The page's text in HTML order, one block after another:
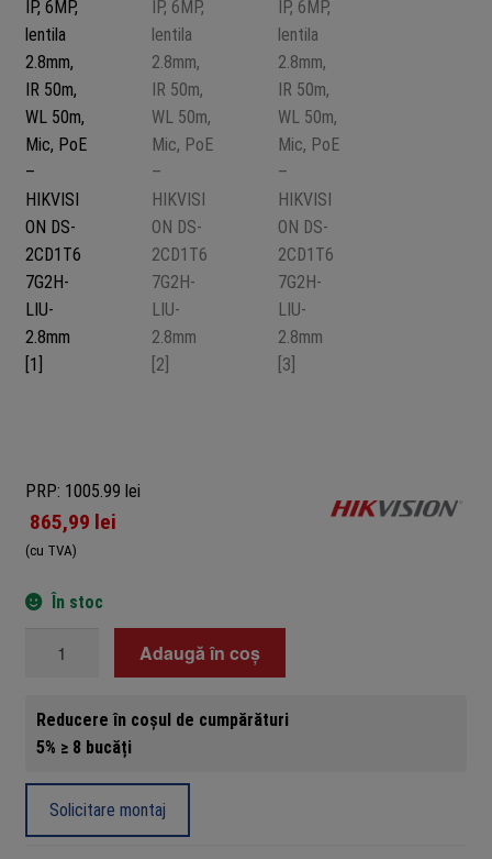
PRP: 1005.99 lei
865,99 lei
(cu TVA)
În stoc
IP,
ColorVu,
Dual
Light
-
Adaugă în coș
Reducere în coșul de cumpărături
5% ≥ 8 bucăți
Solicitare montaj